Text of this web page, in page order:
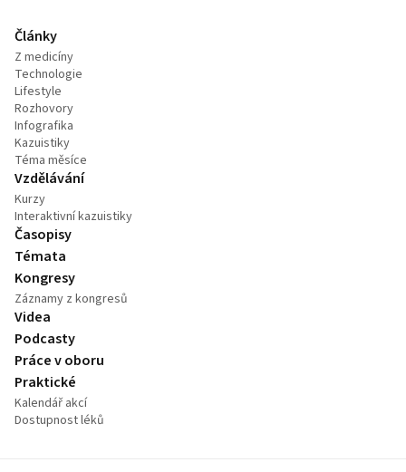
Články
Z medicíny
Technologie
Lifestyle
Rozhovory
Infografika
Kazuistiky
Téma měsíce
Vzdělávání
Kurzy
Interaktivní kazuistiky
Časopisy
Témata
Kongresy
Záznamy z kongresů
Videa
Podcasty
Práce v oboru
Praktické
Kalendář akcí
Dostupnost léků